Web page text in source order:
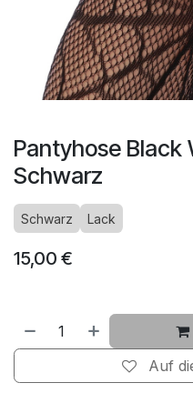
Pantyhose Black
Schwarz
Schwarz Lack
15,00 €
Auf